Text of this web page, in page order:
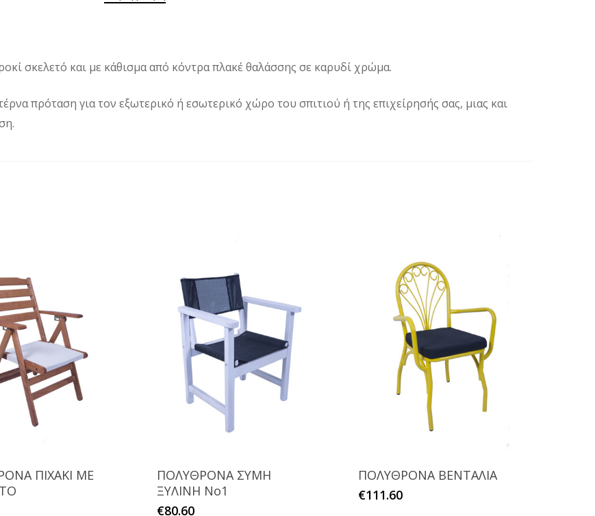
σκελετό και με κάθισμα από κόντρα πλακέ θαλάσσης σε καρυδί χρώμα.
πρόταση για τον εξωτερικό ή εσωτερικό χώρο του σπιτιού ή της επιχείρησής σας, μιας και
ΠΙΧΑΚΙ ΜΕ
ΠΟΛΥΘΡΟΝΑ ΣΥΜΗ
ΞΥΛΙΝΗ Νο1
€80.60
ΠΟΛΥΘΡΟΝΑ ΒΕΝΤΑΛΙΑ
€111.60Αυτό